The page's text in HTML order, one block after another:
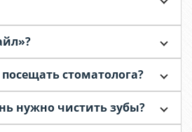
стоматолога?
нужно чистить зубы?